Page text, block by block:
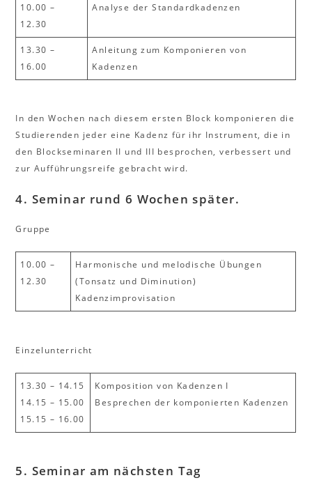
10.00 –
12.30
Analyse der Standardkadenzen
13.30 –
16.00
Anleitung zum Komponieren von
Kadenzen
In den Wochen nach diesem ersten Block komponieren die
Studierenden jeder eine Kadenz für ihr Instrument, die in
den Blockseminaren II und III besprochen, verbessert und
zur Aufführungsreife gebracht wird.
4. Seminar rund 6 Wochen später.
Gruppe
10.00 –
12.30
Harmonische und melodische Übungen
(Tonsatz und Diminution)
Kadenzimprovisation
Einzelunterricht
13.30 – 14.15
14.15 – 15.00
15.15 – 16.00
Komposition von Kadenzen I
Besprechen der komponierten Kadenzen
5. Seminar am nächsten Tag